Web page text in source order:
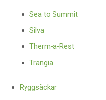
Sea to Summit
Silva
Therm-a-Rest
Trangia
Ryggsäckar